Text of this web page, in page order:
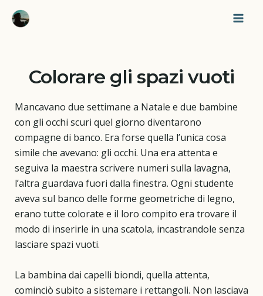
Colorare gli spazi vuoti
Mancavano due settimane a Natale e due bambine
con gli occhi scuri quel giorno diventarono
compagne di banco. Era forse quella l’unica cosa
simile che avevano: gli occhi. Una era attenta e
seguiva la maestra scrivere numeri sulla lavagna,
l’altra guardava fuori dalla finestra. Ogni studente
aveva sul banco delle forme geometriche di legno,
erano tutte colorate e il loro compito era trovare il
modo di inserirle in una scatola, incastrandole senza
lasciare spazi vuoti.
La bambina dai capelli biondi, quella attenta,
cominciò subito a sistemare i rettangoli. Non lasciava